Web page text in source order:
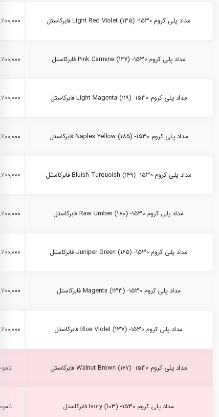
مداد پلی کروم Light Red Violet (135) -1530 فابرکاستل ۲,۷۰۰,۰۰۰
مداد پلی کروم Pink Carmine (127) -1530 فابرکاستل ۲,۷۰۰,۰۰۰
مداد پلی کروم Light Magenta (119) -1530 فابرکاستل ۲,۷۰۰,۰۰۰
مداد پلی کروم Naples Yellow (185) -1530 فابرکاستل ۲,۷۰۰,۰۰۰
مداد پلی کروم Bluish Turquoish (149) -1530 فابرکاستل ۲,۷۰۰,۰۰۰
مداد پلی کروم Raw Umber (180) -1530 فابرکاستل ۲,۷۰۰,۰۰۰
مداد پلی کروم Juniper Green (165) -1530 فابرکاستل ۲,۷۰۰,۰۰۰
مداد پلی کروم Magenta (133) -1530 فابرکاستل ۲,۷۰۰,۰۰۰
مداد پلی کروم Blue Violet (137) -1530 فابرکاستل ۲,۷۰۰,۰۰۰
مداد پلی کروم Walnut Brown (177) -1530 فابرکاستل
مداد پلی کروم Ivory (103) -1530 فابرکاستل